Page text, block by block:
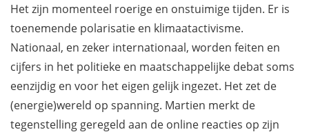
Het zijn momenteel roerige en onstuimige tijden. Er is
toenemende polarisatie en klimaatactivisme.
Nationaal, en zeker internationaal, worden feiten en
cijfers in het politieke en maatschappelijke debat soms
eenzijdig en voor het eigen gelijk ingezet. Het zet de
(energie)wereld op spanning. Martien merkt de
tegenstelling geregeld aan de online reacties op zijn